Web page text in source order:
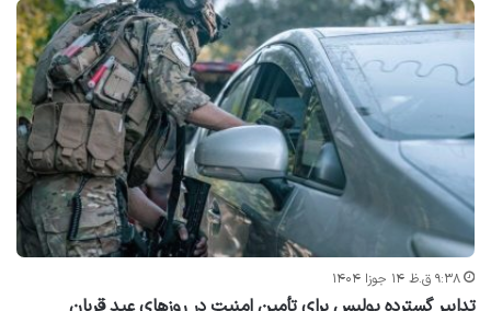
۹:۳۸ ق.ظ ۱۴ جوزا ۱۴۰۴